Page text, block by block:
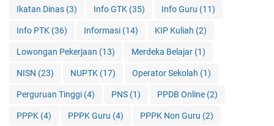
Ikatan Dinas (3) Info GTK (35) Info Guru (11)
Info PTK (36) Informasi (14) KIP Kuliah (2)
Lowongan Pekerjaan (13) Merdeka Belajar (1)
NISN (23) NUPTK (17) Operator Sekolah (1)
Perguruan Tinggi (4) PNS (1) PPDB Online (2)
PPPK (4) PPPK Guru (4) PPPK Non Guru (2)